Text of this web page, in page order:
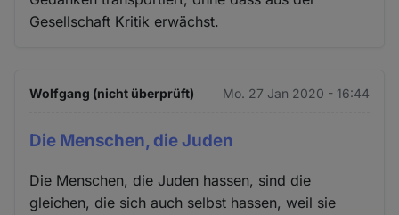
Gesellschaft Kritik erwächst.
Wolfgang (nicht überprüft) Mo. 27 Jan 2020 - 16:44
Die Menschen, die Juden
Die Menschen, die Juden hassen, sind die
gleichen, die sich auch selbst hassen, weil sie